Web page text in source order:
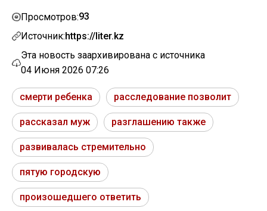
Просмотров:93
Источник:https://liter.kz
Эта новость заархивирована с источника
04 Июня 2026 07:26
смерти ребенка расследование позволит
рассказал муж разглашению также
развивалась стремительно
пятую городскую
произошедшего ответить